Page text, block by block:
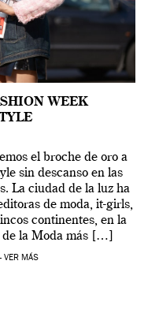
WEEK
el broche de oro a
sin descanso en las
La ciudad de la luz ha
de moda, it-girls,
continentes, en la
de la Moda más […]
VER MÁS